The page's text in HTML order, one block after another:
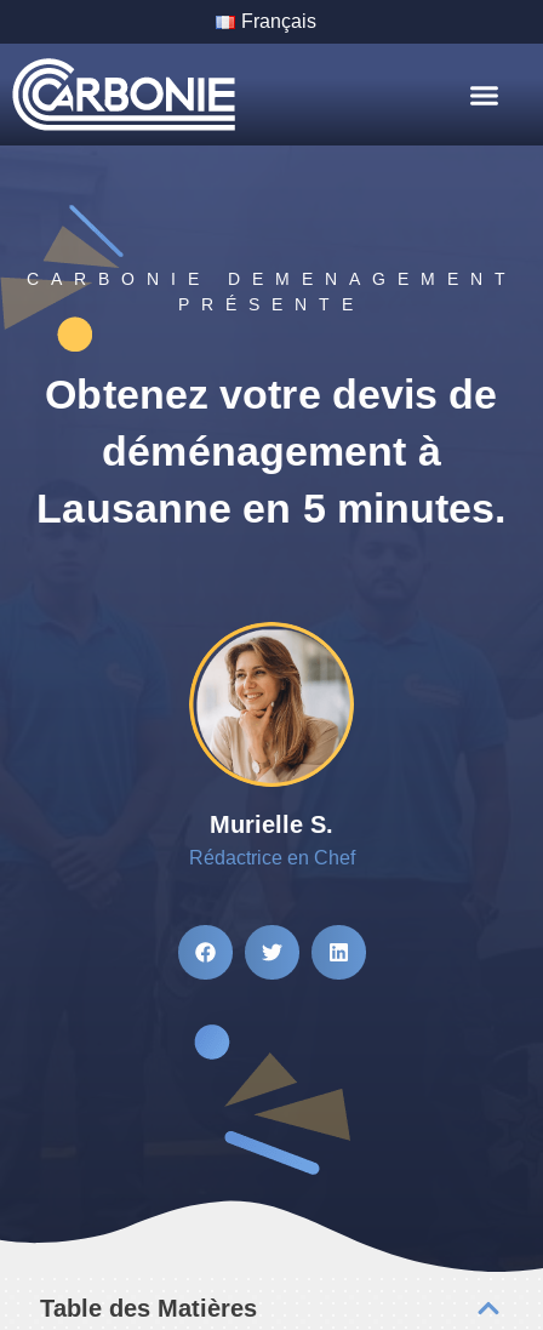
Français
CARBONIE DEMENAGEMENT
PRÉSENTE
Obtenez votre devis de
déménagement à
Lausanne en 5 minutes.
Murielle S.
Rédactrice en Chef
Table des Matières